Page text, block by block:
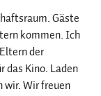
Gäste
kommen. Ich
der
das Kino. Laden
wir. Wir freuen